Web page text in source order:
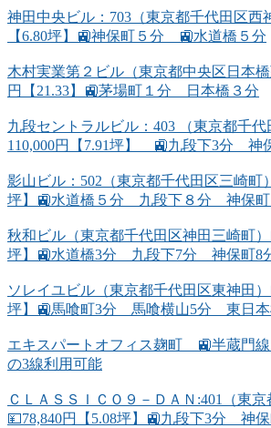
神田中央ビル：703（東京都千代田区西
【6.80坪】🚉神保町５分 🚉水道橋５分
木村実業第２ビル（東京都中央区日本
円【21.33】🚉茅場町１分 日本橋３分
九段セントラルビル：403 （東京都千
110,000円【7.91坪】 🚉九段下3分 神
影山ビル：502（東京都千代田区三崎町
坪】🚉水道橋５分 九段下８分 神保町
秋和ビル（東京都千代田区神田三崎町）
坪】🚉水道橋3分 九段下7分 神保町8
ソレイユビル（東京都千代田区東神田）
坪】🚉馬喰町3分 馬喰横山5分 東日本
エキスパートオフィス麹町 🚉半蔵門
の3線利用可能
ＣＬＡＳＳＩＣＯ９－ＤＡＮ:401（東京
💴78,840円【5.08坪】🚉九段下3分 神